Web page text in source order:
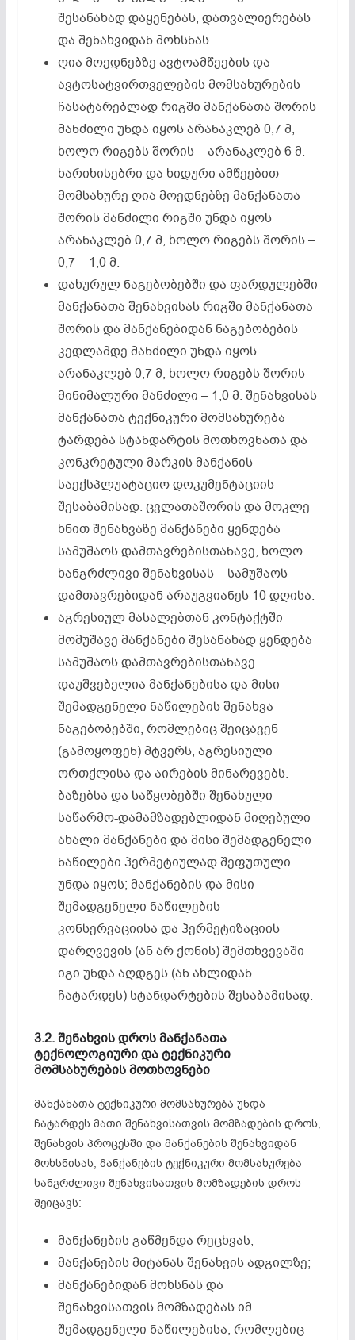
შესანახად დაყენებას, დათვალიერებას
და შენახვიდან მოხსნას.
ღია მოედნებზე ავტოამწეების და
ავტოსატვირთველების მომსახურების
ჩასატარებლად რიგში მანქანათა შორის
მანძილი უნდა იყოს არანაკლებ 0,7 მ,
ხოლო რიგებს შორის – არანაკლებ 6 მ.
ხარიხისებრი და ხიდური ამწეებით
მომსახურე ღია მოედნებზე მანქანათა
შორის მანძილი რიგში უნდა იყოს
არანაკლებ 0,7 მ, ხოლო რიგებს შორის –
0,7 – 1,0 მ.
დახურულ ნაგებობებში და ფარდულებში
მანქანათა შენახვისას რიგში მანქანათა
შორის და მანქანებიდან ნაგებობების
კედლამდე მანძილი უნდა იყოს
არანაკლებ 0,7 მ, ხოლო რიგებს შორის
მინიმალური მანძილი – 1,0 მ. შენახვისას
მანქანათა ტექნიკური მომსახურება
ტარდება სტანდარტის მოთხოვნათა და
კონკრეტული მარკის მანქანის
საექსპლუატაციო დოკუმენტაციის
შესაბამისად. ცვლათაშორის და მოკლე
ხნით შენახვაზე მანქანები ყენდება
სამუშაოს დამთავრებისთანავე, ხოლო
ხანგრძლივი შენახვისას – სამუშაოს
დამთავრებიდან არაუგვიანეს 10 დღისა.
აგრესიულ მასალებთან კონტაქტში
მომუშავე მანქანები შესანახად ყენდება
სამუშაოს დამთავრებისთანავე.
დაუშვებელია მანქანებისა და მისი
შემადგენელი ნაწილების შენახვა
ნაგებობებში, რომლებიც შეიცავენ
(გამოყოფენ) მტვერს, აგრესიული
ორთქლისა და აირების მინარევებს.
ბაზებსა და საწყობებში შენახული
საწარმო-დამამზადებლიდან მიღებული
ახალი მანქანები და მისი შემადგენელი
ნაწილები ჰერმეტიულად შეფუთული
უნდა იყოს; მანქანების და მისი
შემადგენელი ნაწილების
კონსერვაციისა და ჰერმეტიზაციის
დარღვევის (ან არ ქონის) შემთხვევაში
იგი უნდა აღდგეს (ან ახლიდან
ჩატარდეს) სტანდარტების შესაბამისად.
3.2.შენახვისდროსმანქანათა
ტექნოლოგიურიდატექნიკური
მომსახურებისმოთხოვნები
მანქანათა ტექნიკური მომსახურება უნდა
ჩატარდეს მათი შენახვისათვის მომზადების დროს,
შენახვის პროცესში და მანქანების შენახვიდან
მოხსნისას; მანქანების ტექნიკური მომსახურება
ხანგრძლივი შენახვისათვის მომზადების დროს
შეიცავს:
მანქანების გაწმენდა რეცხვას;
მანქანების მიტანას შენახვის ადგილზე;
მანქანებიდან მოხსნას და
შენახვისათვის მომზადებას იმ
შემადგენელი ნაწილებისა, რომლებიც